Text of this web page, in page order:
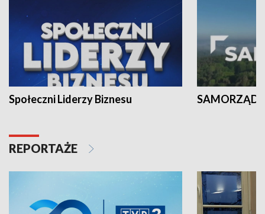
Społeczni Liderzy Biznesu SAMORZĄD
REPORTAŻE